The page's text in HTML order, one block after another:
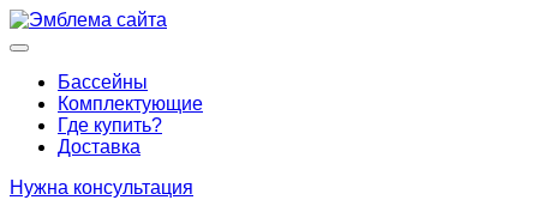
Перейти
к
Основное
Бассейны
Комплектующие
Где купить?
Доставка
Нужна консультация